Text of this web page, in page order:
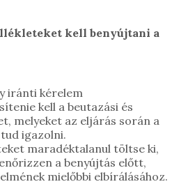
kell benyújtani a
iránti kérelem
kell a beutazási és
melyeket az eljárás során a
igazolni.
maradéktalanul töltse ki,
a benyújtás előtt,
mielőbbi elbírálásához.